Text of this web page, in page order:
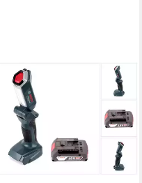
BOSCH PROFESSIONAL
Baustrahler GLI 18V-300
Akku LED Lampe 18V 300lm
+ 1x 2,0Ah Akku - ohne
Ladegerät
116,33 €
lieferbar - in 2-3 Werktagen bei dir